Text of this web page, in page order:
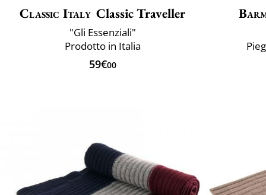
Classic Italy Classic Traveller
"Gli Essenziali"
Prodotto in Italia
59€00